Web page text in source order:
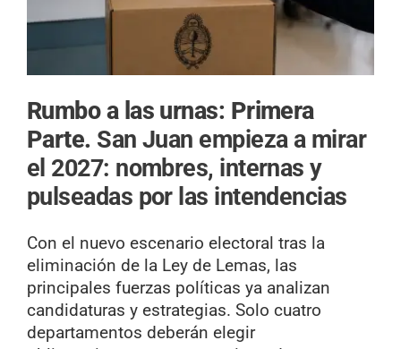
Rumbo a las urnas: Primera
Parte. San Juan empieza a mirar
el 2027: nombres, internas y
pulseadas por las intendencias
Con el nuevo escenario electoral tras la
eliminación de la Ley de Lemas, las
principales fuerzas políticas ya analizan
candidaturas y estrategias. Solo cuatro
departamentos deberán elegir